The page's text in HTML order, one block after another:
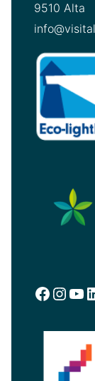
9510 Alta